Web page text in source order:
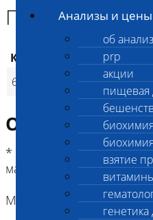
Анализы и цены
об
prp
акции
пищевая
взятие
Паратгормон
Код Наименование услуг
612
Паратгормон
Описание
* Срок исполнения
материала на Нагорной
Метод определения: